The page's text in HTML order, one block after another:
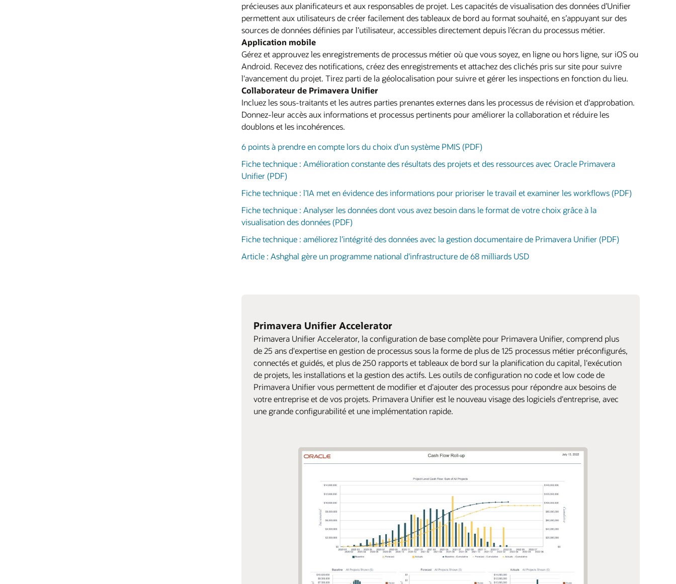
précieuses aux planificateurs et aux responsables de projet. Les capacités de visualisation des données d’Unifier
permettent aux utilisateurs de créer facilement des tableaux de bord au format souhaité, en s’appuyant sur des
sources de données définies par l’utilisateur, accessibles directement depuis l’écran du processus métier.
Application mobile
Gérez et approuvez les enregistrements de processus métier où que vous soyez, en ligne ou hors ligne, sur iOS ou
Android. Recevez des notifications, créez des enregistrements et attachez des clichés pris sur site pour suivre
l'avancement du projet. Tirez parti de la géolocalisation pour suivre et gérer les inspections en fonction du lieu.
Collaborateur de Primavera Unifier
Incluez les sous-traitants et les autres parties prenantes externes dans les processus de révision et d'approbation.
Donnez-leur accès aux informations et processus pertinents pour améliorer la collaboration et réduire les
doublons et les incohérences.
6 points à prendre en compte lors du choix d’un système PMIS (PDF)
Fiche technique : Amélioration constante des résultats des projets et des ressources avec Oracle Primavera
Unifier (PDF)
Fiche technique : l’IA met en évidence des informations pour prioriser le travail et examiner les workflows (PDF)
Fiche technique : Analyser les données dont vous avez besoin dans le format de votre choix grâce à la
visualisation des données (PDF)
Fiche technique : améliorez l’intégrité des données avec la gestion documentaire de Primavera Unifier (PDF)
Article : Ashghal gère un programme national d'infrastructure de 68 milliards USD
Primavera Unifier Accelerator
Primavera Unifier Accelerator, la configuration de base complète pour Primavera Unifier, comprend plus
de 25 ans d'expertise en gestion de processus sous la forme de plus de 125 processus métier préconfigurés,
connectés et guidés, et plus de 250 rapports et tableaux de bord sur la planification du capital, l'exécution
de projets, les installations et la gestion des actifs. Les outils de configuration no code et low code de
Primavera Unifier vous permettent de modifier et d'ajouter des processus pour répondre aux besoins de
votre entreprise et de vos projets. Primavera Unifier est le nouveau visage des logiciels d'entreprise, avec
une grande configurabilité et une implémentation rapide.